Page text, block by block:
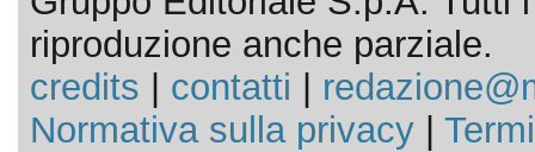
riproduzione anche parziale.
credits
contatti
Normativa sulla privacy|